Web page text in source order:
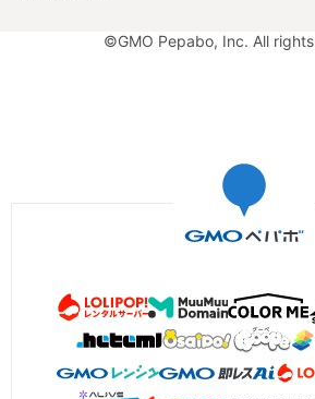
©GMO Pepabo, Inc. All